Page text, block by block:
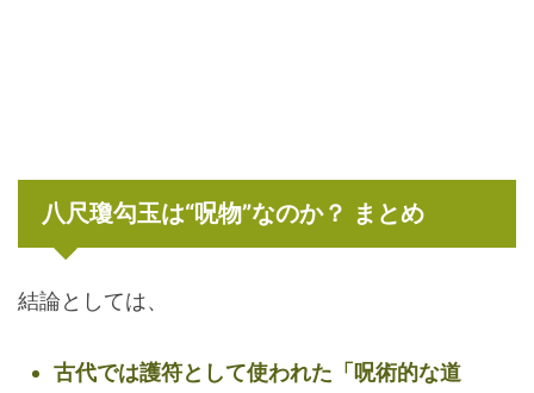
八尺瓊勾玉は“呪物”なのか？ まとめ
結論としては、
古代では護符として使われた「呪術的な道